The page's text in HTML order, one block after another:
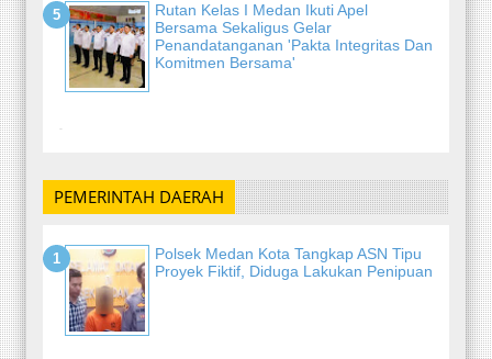
Rutan Kelas I Medan Ikuti Apel
Bersama Sekaligus Gelar
Penandatanganan 'Pakta Integritas Dan
Komitmen Bersama'
-
PEMERINTAH DAERAH
Polsek Medan Kota Tangkap ASN Tipu
Proyek Fiktif, Diduga Lakukan Penipuan